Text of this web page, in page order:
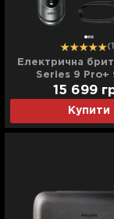
Електрична
Series 9 Pro+
Wet&Dry
Купити
15 699